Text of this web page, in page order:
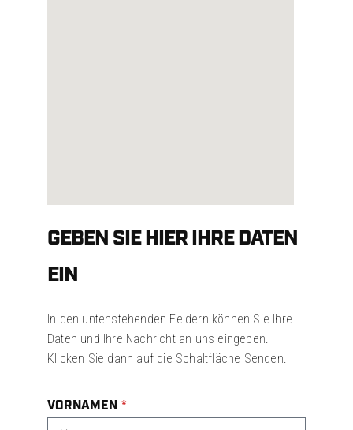
GEBEN SIE HIER IHRE DATEN
EIN
In den untenstehenden Feldern können Sie Ihre
Daten und Ihre Nachricht an uns eingeben.
Klicken Sie dann auf die Schaltfläche Senden.
VORNAMEN